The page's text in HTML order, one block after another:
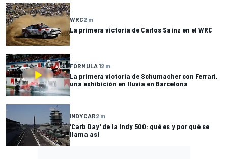
WRC2 m
La primera victoria de Carlos Sainz en el WRC
FÓRMULA 12 m
La primera victoria de Schumacher con Ferrari,
una exhibición en lluvia en Barcelona
INDYCAR2 m
'Carb Day' de la Indy 500: qué es y por qué se
llama así